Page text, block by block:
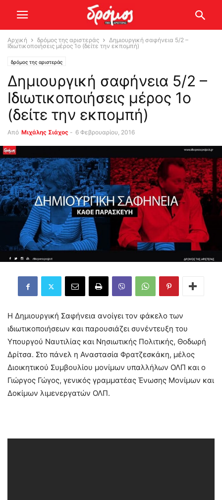
Αρχική δρόμος της αριστεράς
Δημιουργική σαφήνεια 5/2 –
Ιδιωτικοποιήσεις μέρος 1ο (δείτε την εκπομπή)
δρόμος της αριστεράς
Δημιουργική σαφήνεια 5/2 –
Ιδιωτικοποιήσεις μέρος 1ο
(δείτε την εκπομπή)
Από Μιχάλης Σιάχος - 6 Φεβρουαρίου, 2016
Η Δημιουργική Σαφήνεια ανοίγει τον φάκελο των
ιδιωτικοποιήσεων και παρουσιάζει συνέντευξη του
Υπουργού Ναυτιλίας και Νησιωτικής Πολιτικής, Θοδωρή
Δρίτσα. Στο πάνελ η Αναστασία Φρατζεσκάκη, μέλος
Διοικητικού Συμβουλίου μονίμων υπαλλήλων ΟΛΠ και ο
Γιώργος Γώγος, γενικός γραμματέας Ένωσης Μονίμων και
Δοκίμων λιμενεργατών ΟΛΠ.